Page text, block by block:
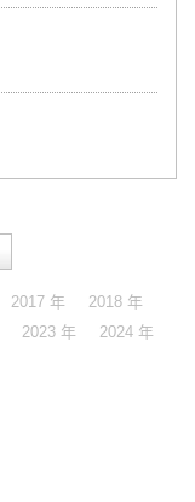
2017 年
2018 年
2023 年
2024 年